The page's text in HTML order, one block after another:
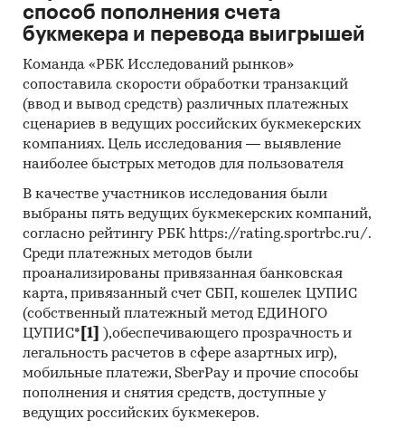
кг. Данные показатели полностью
продолжают тренд прошлых лет.
Рассмотрим структуру импорта по
компаниям-производителям. На первом
месте в общем объеме импорта
натуральном и ….% в стоимостном
выражении).
Объем рынка складских и торговых
стеллажей в натуральном выражении
рассчитан путем математического
моделирования на основании данных
таможенной статистики, темпов роста
рынка качественной складской
недвижимости, а также данных
способ пополнения счета
букмекера и перевода выигрышей
Команда «РБК Исследований рынков»
сопоставила скорости обработки транзакций
(ввод и вывод средств) различных платежных
сценариев в ведущих российских букмекерских
компаниях. Цель исследования — выявление
наиболее быстрых методов для пользователя
В качестве участников исследования были
выбраны пять ведущих букмекерских компаний,
согласно рейтингу РБК https://rating.sportrbc.ru/.
Среди платежных методов были
проанализированы привязанная банковская
карта, привязанный счет СБП, кошелек ЦУПИС
(собственный платежный метод ЕДИНОГО
ЦУПИС* [1]
),обеспечивающего прозрачность и
легальность расчетов в сфере азартных игр),
мобильные платежи, SberPay и прочие способы
пополнения и снятия средств, доступные у
ведущих российских букмекеров.